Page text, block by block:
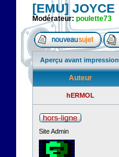
[EMU] JOYCE
Modérateur: poulette73
Aperçu avant impression
Auteur
hERMOL
Site Admin